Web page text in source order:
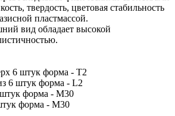
твердость, цветовая стабильность
пластмассой.
вид обладает высокой
6 штук форма - T2
6 штук форма - L2
форма - M30
форма - M30